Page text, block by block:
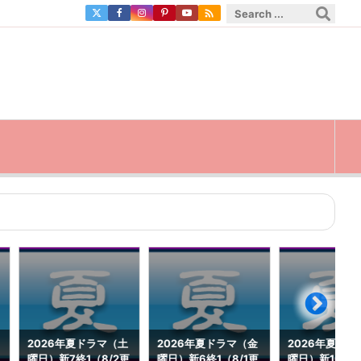

2026年夏ドラマ（土
2026年夏ドラマ（金
2026年夏ドラ